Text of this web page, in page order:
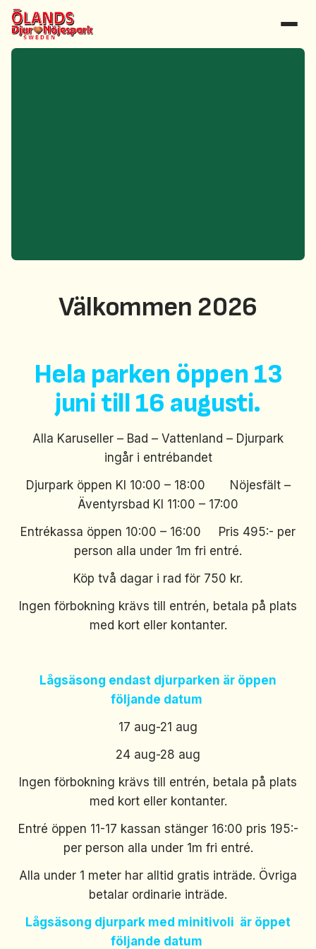
Välkommen 2026
Hela parken öppen 13
juni till 16 augusti.
Alla Karuseller – Bad – Vattenland – Djurpark
ingår i entrébandet
Djurpark öppen Kl 10:00 – 18:00 Nöjesfält –
Äventyrsbad Kl 11:00 – 17:00
Entrékassa öppen 10:00 – 16:00 Pris 495:- per
person alla under 1m fri entré.
Köp två dagar i rad för 750 kr.
Ingen förbokning krävs till entrén, betala på plats
med kort eller kontanter.
Lågsäsong endast djurparken är öppen
följande datum
17 aug-21 aug
24 aug-28 aug
Ingen förbokning krävs till entrén, betala på plats
med kort eller kontanter.
Entré öppen 11-17 kassan stänger 16:00 pris 195:-
per person alla under 1m fri entré.
Alla under 1 meter har alltid gratis inträde. Övriga
betalar ordinarie inträde.
Lågsäsong djurpark med minitivoli är öppet
följande datum